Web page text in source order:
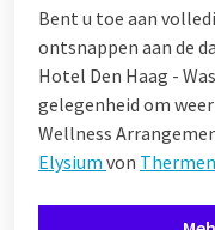
Bent u toe aan
ontsnappen aan de
Hotel Den Haag -
gelegenheid om
Wellness
Elysium von Thermen